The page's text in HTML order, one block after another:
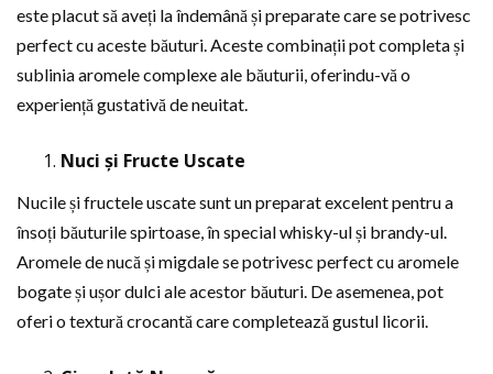
este placut să aveți la îndemână și preparate care se potrivesc
perfect cu aceste băuturi. Aceste combinații pot completa și
sublinia aromele complexe ale băuturii, oferindu-vă o
experiență gustativă de neuitat.
Nuci și Fructe Uscate
Nucile și fructele uscate sunt un preparat excelent pentru a
însoți băuturile spirtoase, în special whisky-ul și brandy-ul.
Aromele de nucă și migdale se potrivesc perfect cu aromele
bogate și ușor dulci ale acestor băuturi. De asemenea, pot
oferi o textură crocantă care completează gustul licorii.